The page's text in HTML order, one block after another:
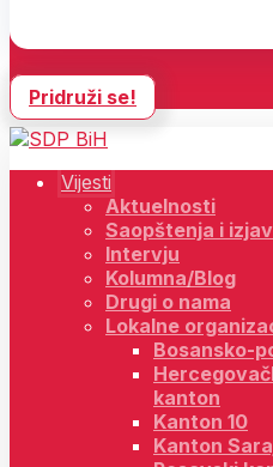
Pridruži se!
Vijesti
Aktuelnosti
Saopštenja i
Intervju
Kolumna/Blog
Drugi o nama
Lokalne
Bosansko-
kanton
Kanton 10
Kanton